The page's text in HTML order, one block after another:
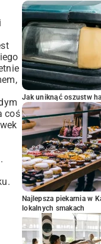
coś
Jak uniknąć oszustw
Najlepsza piekarnia w
lokalnych smakach